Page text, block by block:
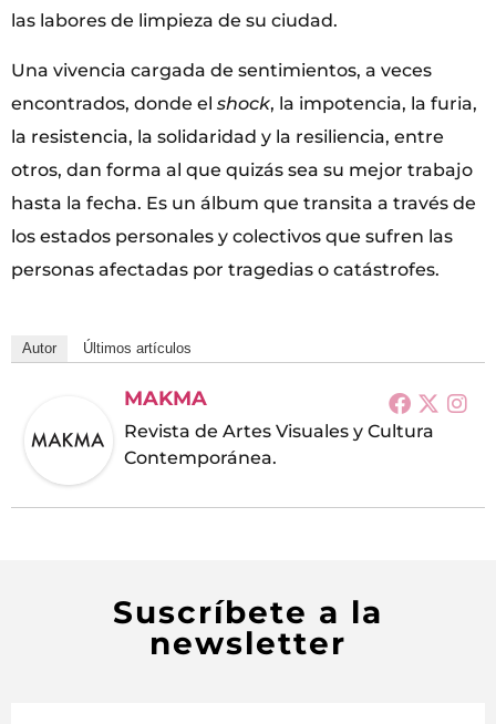
las labores de limpieza de su ciudad.
Una vivencia cargada de sentimientos, a veces
encontrados, donde el shock, la impotencia, la furia,
la resistencia, la solidaridad y la resiliencia, entre
otros, dan forma al que quizás sea su mejor trabajo
hasta la fecha. Es un álbum que transita a través de
los estados personales y colectivos que sufren las
personas afectadas por tragedias o catástrofes.
Autor Últimos artículos
MAKMA
Revista de Artes Visuales y Cultura
Contemporánea.
Suscríbete a la
newsletter